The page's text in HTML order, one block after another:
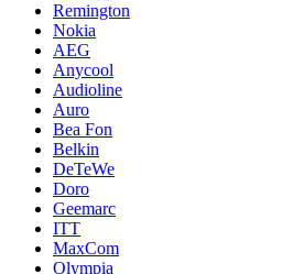
Remington
Nokia
AEG
Anycool
Audioline
Auro
Bea Fon
Belkin
DeTeWe
Doro
Geemarc
ITT
MaxCom
Olympia